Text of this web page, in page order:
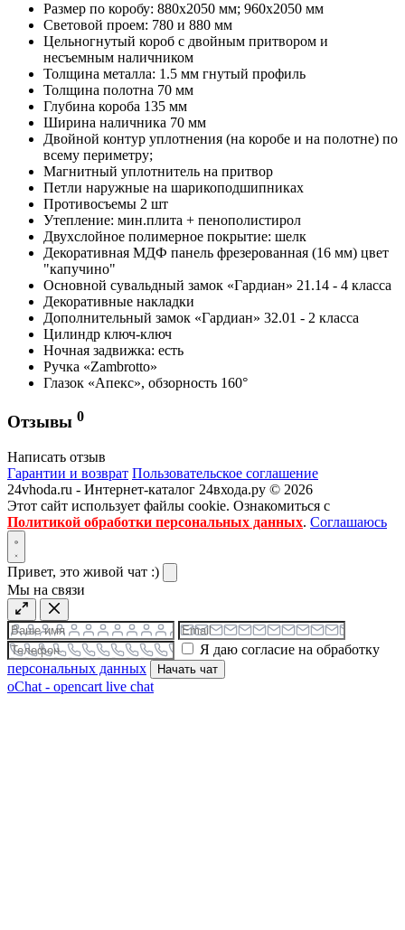
Размер по коробу: 880х2050 мм; 960х2050 мм
Световой проем: 780 и 880 мм
Цельногнутый короб с двойным притвором и
несъемным наличником
Толщина металла: 1.5 мм гнутый профиль
Толщина полотна 70 мм
Глубина короба 135 мм
Ширина наличника 70 мм
Двойной контур уплотнения (на коробе и на полотне) по
всему периметру;
Магнитный уплотнитель на притвор
Петли наружные на шарикоподшипниках
Противосъемы 2 шт
Утепление: мин.плита + пенополистирол
Двухслойное полимерное покрытие: шелк
Декоративная МДФ панель фрезерованная (16 мм) цвет
"капучино"
Основной сувальдный замок «Гардиан» 21.14 - 4 класса
Декоративные накладки
Дополнительный замок «Гардиан» 32.01 - 2 класса
Цилиндр ключ-ключ
Ночная задвижка: есть
Ручка «Zambrotto»
Глазок «Апекс», обзорность 160°
Отзывы 0
Написать отзыв
Гарантии и возврат Пользовательское соглашение
24vhoda.ru - Интернет-каталог 24входа.ру © 2026
Этот сайт использует файлы cookie. Ознакомиться с
Политикой обработки персональных данных. Соглашаюсь
Привет, это живой чат :)
Мы на связи
Я даю согласие на обработку
персональных данных
Начать чат
oChat - opencart live chat